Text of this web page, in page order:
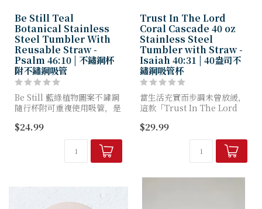
Be Still Teal
Botanical Stainless
Steel Tumbler With
Reusable Straw -
Psalm 46:10 | 不鏽鋼杯
附不鏽鋼吸管
Be Still 藍綠植物圖案不鏽鋼
隨行杯附可重複使用吸管，是
這款隨行杯能保持咖啡熱度或
飲水冰涼，同時提醒您放慢腳
步，在上帝的看顧中安...
$24.99
Trust In The Lord
Coral Cascade 40 oz
Stainless Steel
Tumbler with Straw -
Isaiah 40:31 | 40盎司不
鏽鋼吸管杯
當生活充實而步調未曾放緩，
這款「Trust In The Lord
杯便是美好的提醒——暫停腳
步、深呼吸，相信上帝必使你
$29.99